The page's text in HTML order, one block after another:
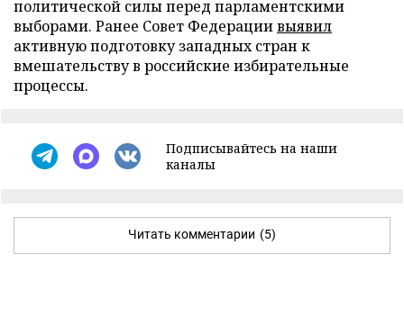
политической силы перед парламентскими
выборами. Ранее Совет Федерациивыявил
активную подготовку западных стран к
вмешательству в российские избирательные
процессы.
Подписывайтесь на наши
каналы
Читать комментарии (5)